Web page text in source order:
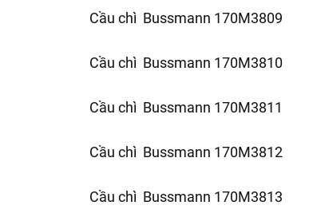
Cầu chì Bussmann 170M3809
Cầu chì Bussmann 170M3810
Cầu chì Bussmann 170M3811
Cầu chì Bussmann 170M3812
Cầu chì Bussmann 170M3813